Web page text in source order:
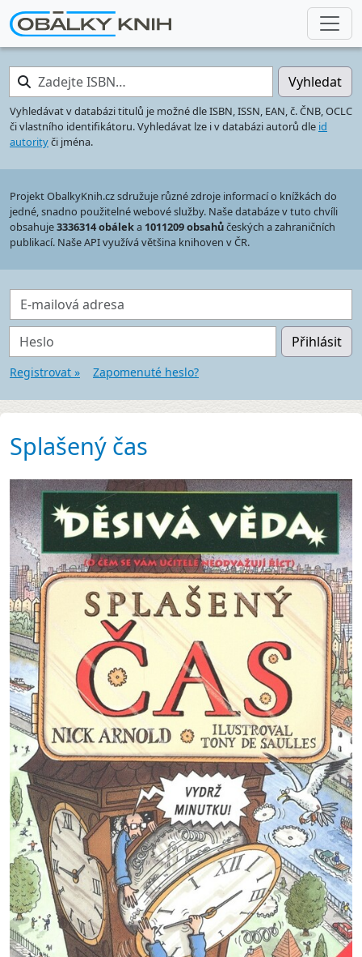
Zadejte ISBN… Vyhledat
Vyhledávat v databázi titulů je možné dle ISBN, ISSN, EAN, č. ČNB, OCLC
či vlastního identifikátoru. Vyhledávat lze i v databázi autorů dle id
autorityči jména.
Projekt ObalkyKnih.cz sdružuje různé zdroje informací o knížkách do
jedné, snadno použitelné webové služby. Naše databáze v tuto chvíli
obsahuje3336314 obáleka 1011209 obsahůčeských a zahraničních
publikací. Naše API využívá většina knihoven v ČR.
E-mailová adresa
Heslo Přihlásit
Registrovat » Zapomenuté heslo?
Splašený čas